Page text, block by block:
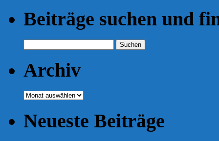
Beiträge suchen und
nach:
Archiv
Archiv
Neueste Beiträge